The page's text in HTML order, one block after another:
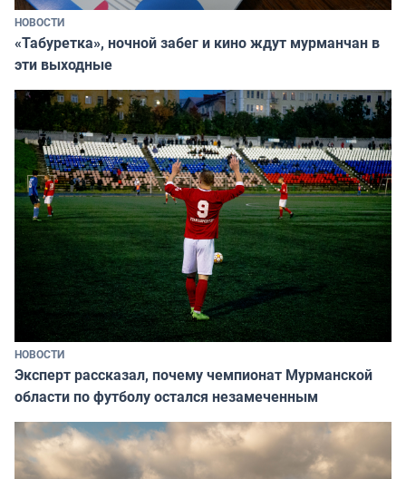
НОВОСТИ
«Табуретка», ночной забег и кино ждут мурманчан в
эти выходные
НОВОСТИ
Эксперт рассказал, почему чемпионат Мурманской
области по футболу остался незамеченным